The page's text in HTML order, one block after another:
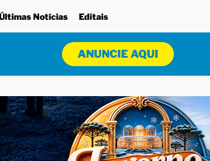
Notícias Editais
ANUNCIE AQUI